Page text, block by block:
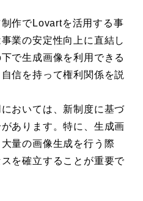
作でLovartを活用する事
業の安定性向上に直結し
で生成画像を利用できる
信を持って権利関係を説
おいては、新制度に基づ
あります。特に、生成画
量の画像生成を行う際
を確立することが重要で